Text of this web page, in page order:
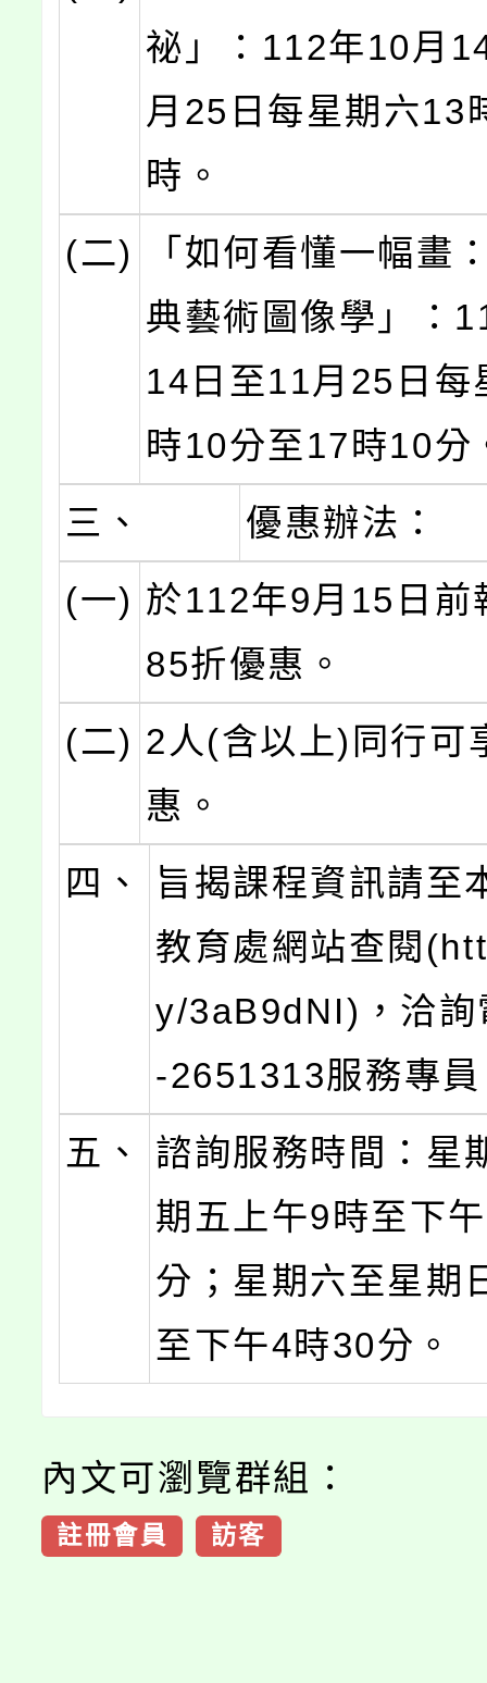
祕」：112年10月
月25日每星期六13
時。
(二)
「如何看懂一幅畫
典藝術圖像學」：
14日至11月25日每
時10分至17時10分
三、
優惠辦法：
(一) 於112年9月15日前
85折優惠。
(二) 2人(含以上)同行可
惠。
四、
旨揭課程資訊請至
教育處網站查閱
y/3aB9dNI)，洽詢
-2651313服務專
五、
諮詢服務時間：星
期五上午9時至下
分；星期六至星期
至下午4時30分。
內文可瀏覽群組：
註冊會員 訪客